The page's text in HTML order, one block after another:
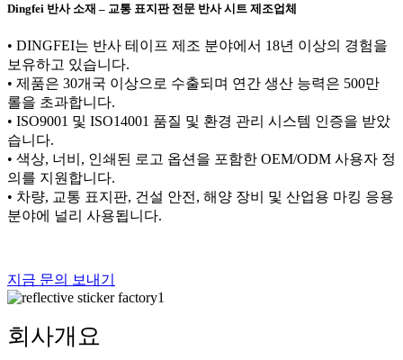
Dingfei 반사 소재 – 교통 표지판 전문 반사 시트 제조업체
• DINGFEI는 반사 테이프 제조 분야에서 18년 이상의 경험을
보유하고 있습니다.
• 제품은 30개국 이상으로 수출되며 연간 생산 능력은 500만
롤을 초과합니다.
• ISO9001 및 ISO14001 품질 및 환경 관리 시스템 인증을 받았
습니다.
• 색상, 너비, 인쇄된 로고 옵션을 포함한 OEM/ODM 사용자 정
의를 지원합니다.
• 차량, 교통 표지판, 건설 안전, 해양 장비 및 산업용 마킹 응용
분야에 널리 사용됩니다.
지금 문의 보내기
회사개요